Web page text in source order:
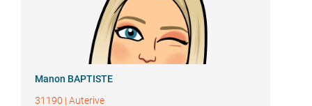
Manon BAPTISTE
31190 | Auterive